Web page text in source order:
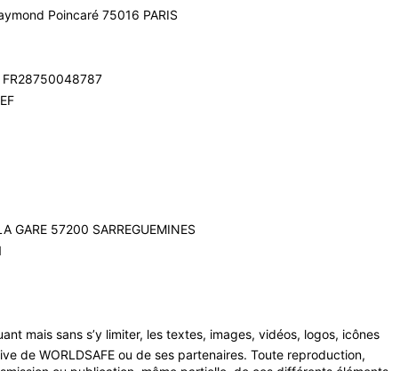
Poincaré 75016 PARIS
GARE 57200 SARREGUEMINES
mais sans s’y limiter, les textes, images, vidéos, logos, icônes
de WORLDSAFE ou de ses partenaires. Toute reproduction,